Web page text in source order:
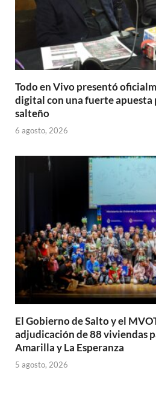
Todo en Vivo presentó
digital con una fuerte apuesta
salteño
6 agosto, 2026
El Gobierno de Salto y el
adjudicación de 88 viviendas
Amarilla y La Esperanza
5 agosto, 2026